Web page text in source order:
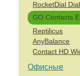
RocketDial
GO Contacts
Reptilicus
AnyBalance
Contact HD
Офисные